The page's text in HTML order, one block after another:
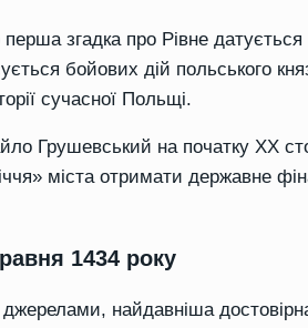
згадка про Рівне
бойових дій польського
сучасної Польщі.
Грушевський на початку XX
міста отримати державне
1434 року
найдавніша